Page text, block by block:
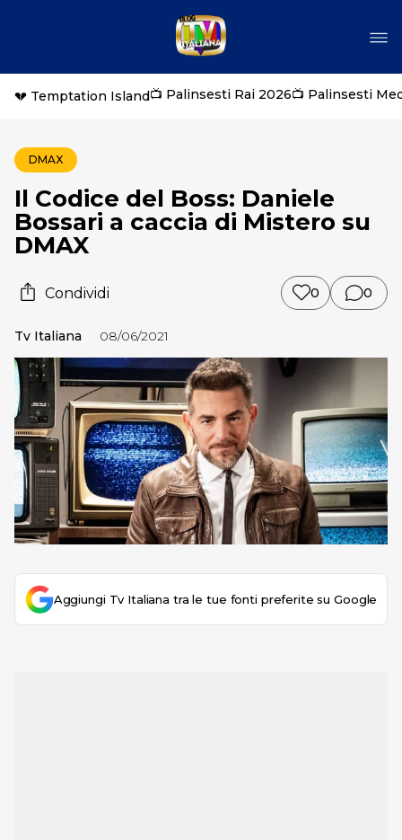
💔 Temptation Island📺 Palinsesti Rai 2026📺 Palinsesti
DMAX
Il Codice del Boss: Daniele
Bossari a caccia di Mistero su
DMAX
Condividi 0 0
Tv Italiana 08/06/2021
Aggiungi Tv Italiana tra le tue fonti preferite su Google